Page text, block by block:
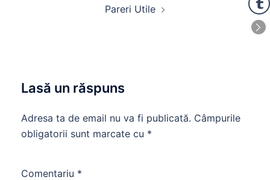
Pareri Utile
Lasă un răspuns
Adresa ta de email nu va fi publicată. Câmpurile
obligatorii sunt marcate cu *
Comentariu *